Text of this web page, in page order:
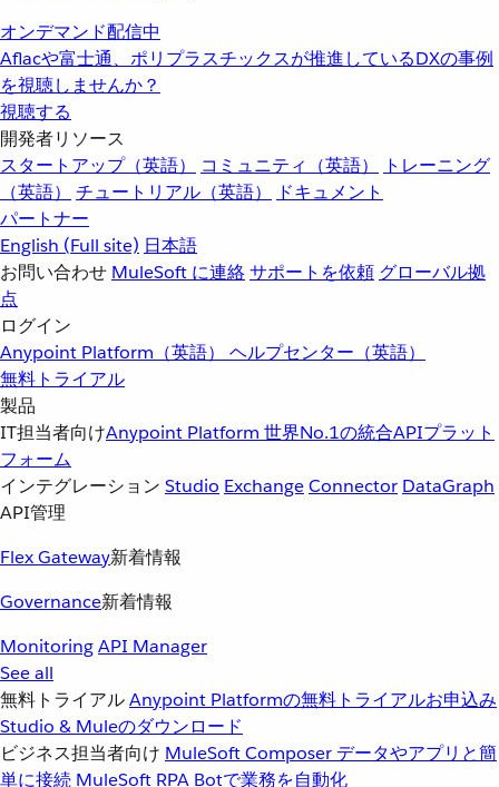
オンデマンド配信中
Aflacや富士通、ポリプラスチックスが推進しているDXの事例
を視聴しませんか？
視聴する
開発者リソース
スタートアップ（英語）
コミュニティ（英語）
トレーニング
（英語）
チュートリアル（英語）
ドキュメント
パートナー
English (Full site) 日本語
お問い合わせ MuleSoft に連絡サポートを依頼 グローバル拠
点
ログイン
Anypoint Platform（英語） ヘルプセンター（英語）
無料トライアル
製品
IT担当者向けAnypoint Platform 世界No.1の統合APIプラット
フォーム
インテグレーション Studio ExchangeConnector DataGraph
API管理
Flex Gateway新着情報
Governance新着情報
MonitoringAPI Manager
See all
無料トライアルAnypoint Platformの無料トライアルお申込み
Studio & Muleのダウンロード
ビジネス担当者向け MuleSoft Composer データやアプリと簡
単に接続 MuleSoft RPA Botで業務を自動化